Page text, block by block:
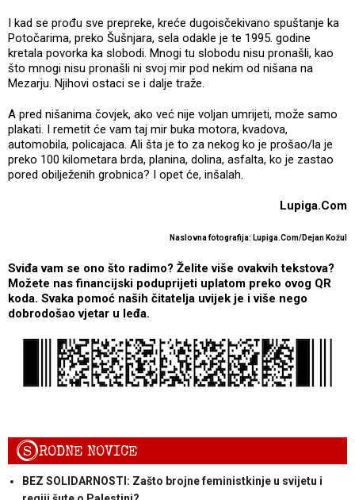
I kad se prođu sve prepreke, kreće dugoisčekivano spuštanje ka
Potočarima, preko Šušnjara, sela odakle je te 1995. godine
kretala povorka ka slobodi. Mnogi tu slobodu nisu pronašli, kao
što mnogi nisu pronašli ni svoj mir pod nekim od nišana na
Mezarju. Njihovi ostaci se i dalje traže.
A pred nišanima čovjek, ako već nije voljan umrijeti, može samo
plakati. I remetit će vam taj mir buka motora, kvadova,
automobila, policajaca. Ali šta je to za nekog ko je prošao/la je
preko 100 kilometara brda, planina, dolina, asfalta, ko je zastao
pored obilježenih grobnica? I opet će, inšalah.
Lupiga.Com
Naslovna fotografija: Lupiga.Com/Dejan Kožul
Sviđa vam se ono što radimo? Želite više ovakvih tekstova?
Možete nas financijski poduprijeti uplatom preko ovog QR
koda. Svaka pomoć naših čitatelja uvijek je i više nego
dobrodošao vjetar u leđa.
SRODNE NOVICE
BEZ SOLIDARNOSTI: Zašto brojne feministkinje u svijetu i